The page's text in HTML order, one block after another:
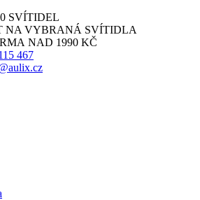
SVÍTIDEL
NA VYBRANÁ SVÍTIDLA
NAD 1990 KČ
467